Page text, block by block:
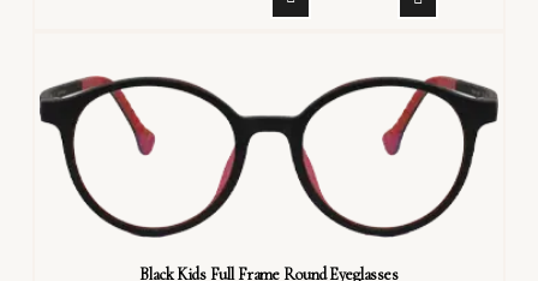
Black Kids Full Frame Round Eyeglasses